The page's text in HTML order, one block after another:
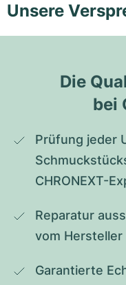
Unsere
Die
bei
Prüfung jeder
CHRONEXT-
Reparatur
vom Hersteller
Garantierte